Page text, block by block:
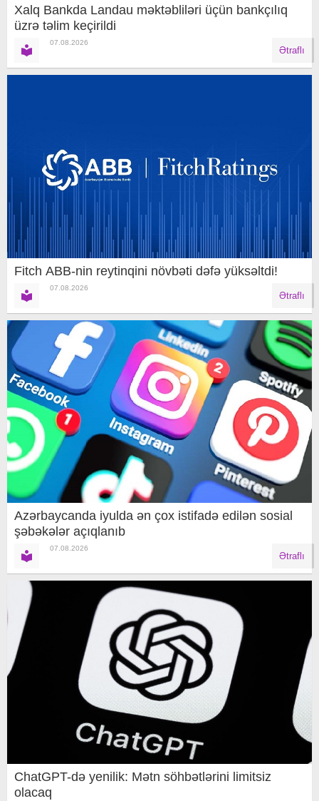
Xalq Bankda Landau məktəbliləri üçün bankçılıq
üzrə təlim keçirildi
07.08.2026
Ətraflı
Fitch ABB-nin reytinqini növbəti dəfə yüksəltdi!
07.08.2026
Ətraflı
Azərbaycanda iyulda ən çox istifadə edilən sosial
şəbəkələr açıqlanıb
07.08.2026
Ətraflı
ChatGPT-də yenilik: Mətn söhbətlərini limitsiz
olacaq